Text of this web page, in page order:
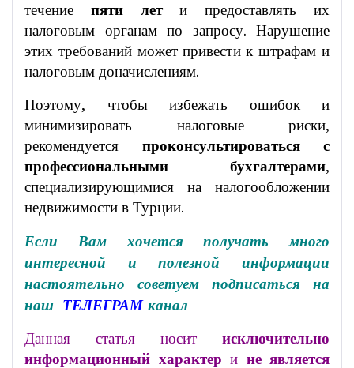
течение пяти лети предоставлять их
налоговым органам по запросу. Нарушение
этих требований может привести к штрафам и
налоговым доначислениям.
Поэтому, чтобы избежать ошибок и
минимизировать налоговые риски,
рекомендуется проконсультироваться с
профессиональными бухгалтерами,
специализирующимися на налогообложении
недвижимости в Турции.
Если Вам хочется получать много
интересной и полезной информации
настоятельно советуем подписаться на
наш ТЕЛЕГРАМ канал
Данная статья носит исключительно
информационный характер и не является